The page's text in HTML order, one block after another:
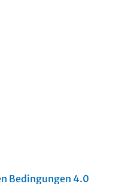
Bedingungen 4.0